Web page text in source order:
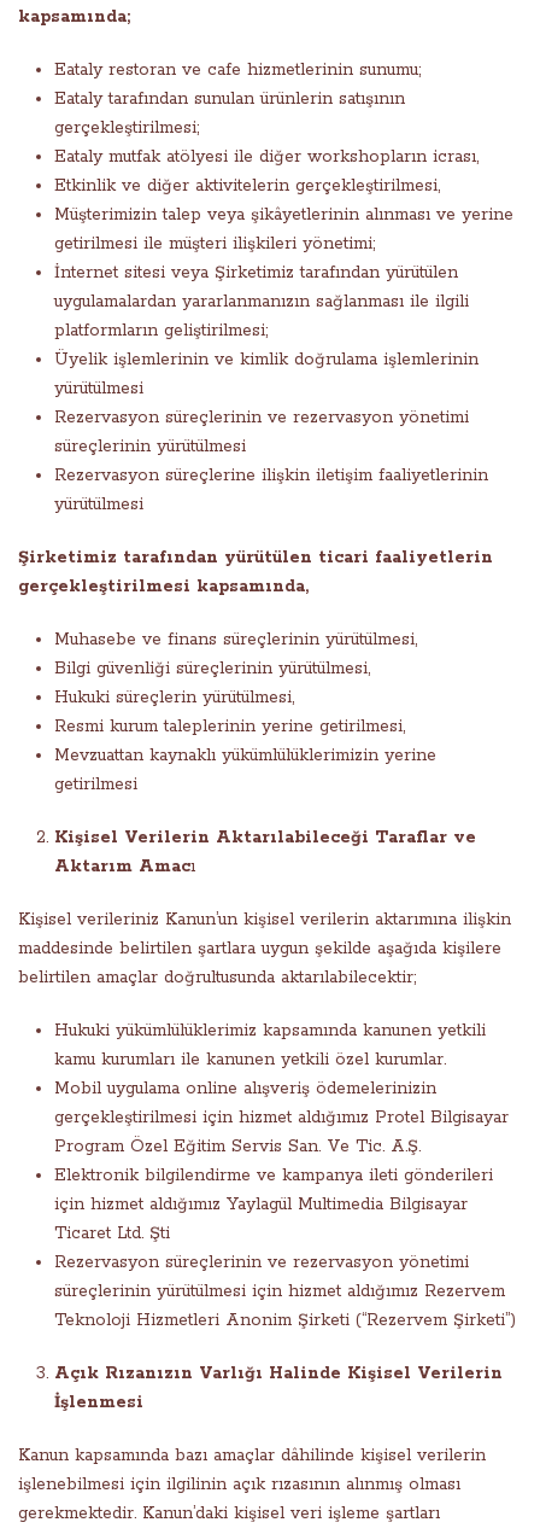
kapsamında;
Eataly restoran ve cafe hizmetlerinin sunumu;
Eataly tarafından sunulan ürünlerin satışının
gerçekleştirilmesi;
Eataly mutfak atölyesi ile diğer workshopların icrası,
Etkinlik ve diğer aktivitelerin gerçekleştirilmesi,
Müşterimizin talep veya şikâyetlerinin alınması ve yerine
getirilmesi ile müşteri ilişkileri yönetimi;
İnternet sitesi veya Şirketimiz tarafından yürütülen
uygulamalardan yararlanmanızın sağlanması ile ilgili
platformların geliştirilmesi;
Üyelik işlemlerinin ve kimlik doğrulama işlemlerinin
yürütülmesi
Rezervasyon süreçlerinin ve rezervasyon yönetimi
süreçlerinin yürütülmesi
Rezervasyon süreçlerine ilişkin iletişim faaliyetlerinin
yürütülmesi
Şirketimiz tarafından yürütülen ticari faaliyetlerin
gerçekleştirilmesi kapsamında,
Muhasebe ve finans süreçlerinin yürütülmesi,
Bilgi güvenliği süreçlerinin yürütülmesi,
Hukuki süreçlerin yürütülmesi,
Resmi kurum taleplerinin yerine getirilmesi,
Mevzuattan kaynaklı yükümlülüklerimizin yerine
getirilmesi
Kişisel Verilerin Aktarılabileceği Taraflar ve
Aktarım Amacı
Kişisel verileriniz Kanun’un kişisel verilerin aktarımına ilişkin
maddesinde belirtilen şartlara uygun şekilde aşağıda kişilere
belirtilen amaçlar doğrultusunda aktarılabilecektir;
Hukuki yükümlülüklerimiz kapsamında kanunen yetkili
kamu kurumları ile kanunen yetkili özel kurumlar.
Mobil uygulama online alışveriş ödemelerinizin
gerçekleştirilmesi için hizmet aldığımız Protel Bilgisayar
Program Özel Eğitim Servis San. Ve Tic. A.Ş.
Elektronik bilgilendirme ve kampanya ileti gönderileri
için hizmet aldığımız Yaylagül Multimedia Bilgisayar
Ticaret Ltd. Şti
Rezervasyon süreçlerinin ve rezervasyon yönetimi
süreçlerinin yürütülmesi için hizmet aldığımız Rezervem
Teknoloji Hizmetleri Anonim Şirketi (“Rezervem Şirketi”)
Açık Rızanızın Varlığı Halinde Kişisel Verilerin
İşlenmesi
Kanun kapsamında bazı amaçlar dâhilinde kişisel verilerin
işlenebilmesi için ilgilinin açık rızasının alınmış olması
gerekmektedir. Kanun’daki kişisel veri işleme şartları